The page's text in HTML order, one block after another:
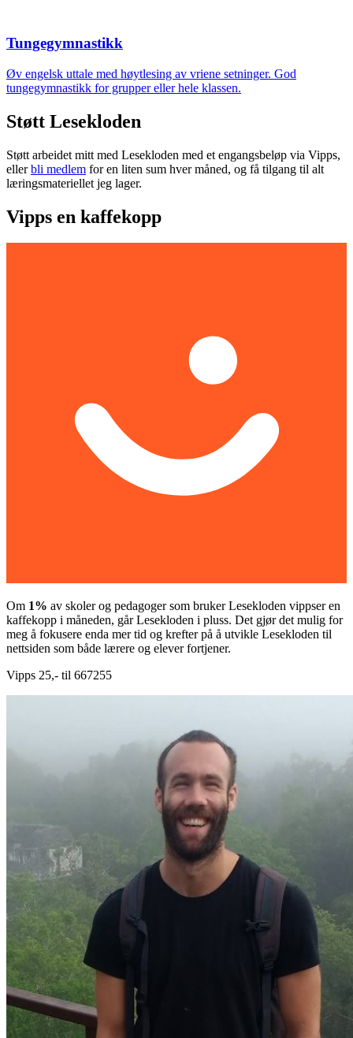
Tungegymnastikk
Øv engelsk uttale med høytlesing av vriene setninger. God
tungegymnastikk for grupper eller hele klassen.
Støtt Lesekloden
Støtt arbeidet mitt med Lesekloden med et engangsbeløp via Vipps,
ellerbli medlem for en liten sum hver måned, og få tilgang til alt
læringsmateriellet jeg lager.
Vipps en kaffekopp
Om 1% av skoler og pedagoger som bruker Lesekloden vippser en
kaffekopp i måneden, går Lesekloden i pluss. Det gjør det mulig for
meg å fokusere enda mer tid og krefter på å utvikle Lesekloden til
nettsiden som både lærere og elever fortjener.
Vipps 25,- til 667255